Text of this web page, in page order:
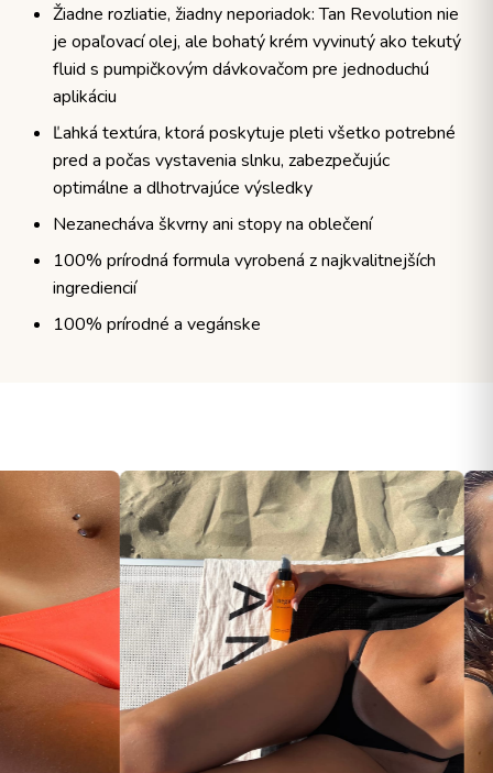
Žiadne rozliatie, žiadny neporiadok: Tan Revolution nie
je opaľovací olej, ale bohatý krém vyvinutý ako tekutý
fluid s pumpičkovým dávkovačom pre jednoduchú
aplikáciu
Ľahká textúra, ktorá poskytuje pleti všetko potrebné
pred a počas vystavenia slnku, zabezpečujúc
optimálne a dlhotrvajúce výsledky
Nezanecháva škvrny ani stopy na oblečení
100% prírodná formula vyrobená z najkvalitnejších
ingrediencií
100% prírodné a vegánske